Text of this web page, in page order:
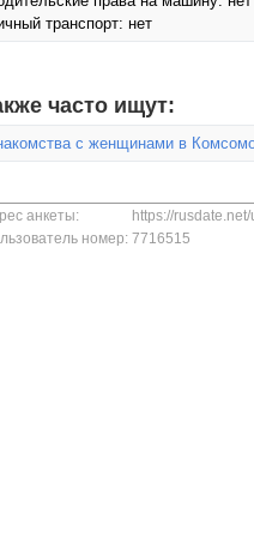
транспорт: нет
часто ищут:
с женщинами в
анкеты:
https://
номер: 7716515